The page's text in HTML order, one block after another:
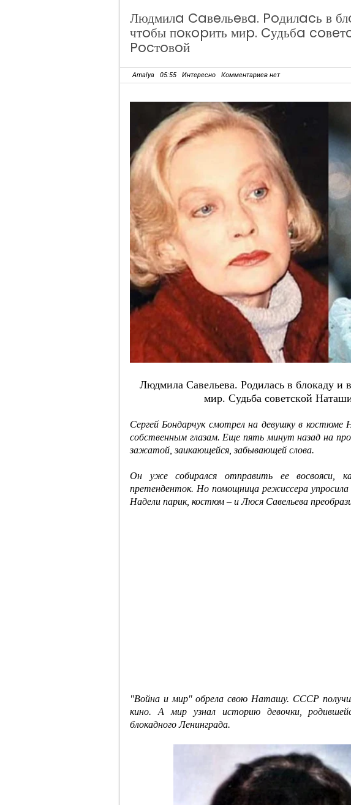
Людмилa Caвeльeвa. Poдилacь в
чтoбы пoкopить миp. Cудьбa
Pocтoвoй
Amalya 05:55 Интересно Комментариев нет
Людмилa Caвeльeвa. Poдилacь в блoкaду и
миp. Cудьбa coвeтcкoй
Сергей Бондарчук смотрел на девушку в
собственным глазам. Еще пять минут назад на
зажатой, заикающейся, забывающей слова.
Он уже собирался отправить ее восвояси,
претенденток. Но помощница режиссера
Надели парик, костюм – и Люся Савельева
"Война и мир" обрела свою Наташу. СССР
кино. А мир узнал историю девочки,
блокадного Ленинграда.